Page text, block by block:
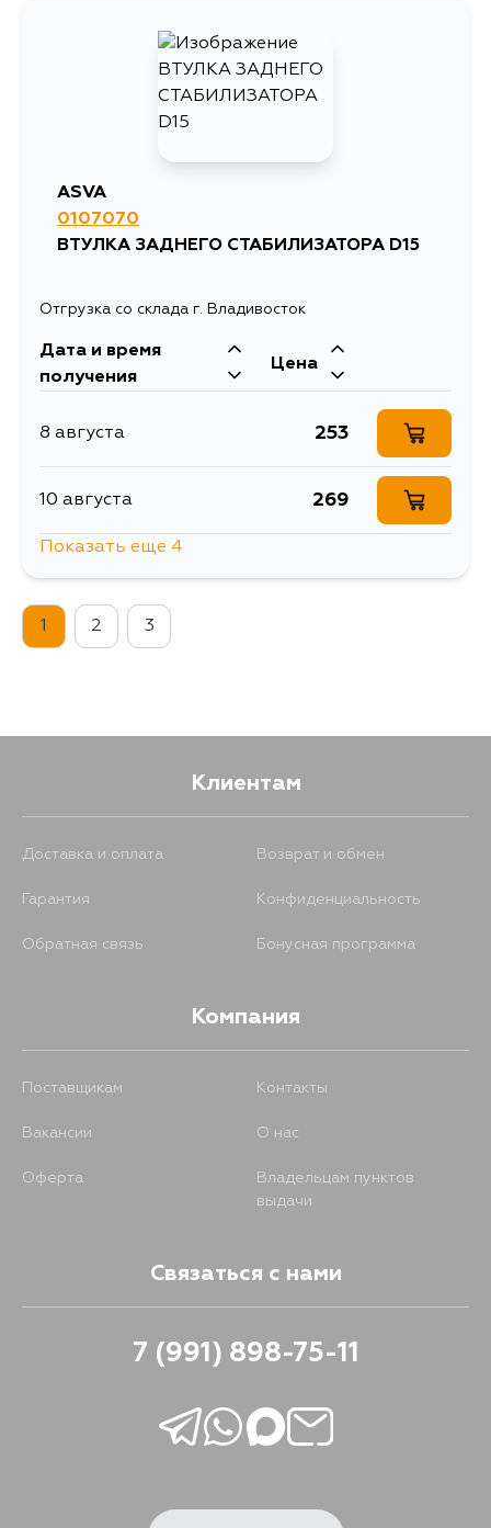
ASVA
0107070
ВТУЛКА ЗАДНЕГО СТАБИЛИЗАТОРА D15
Отгрузка со склада г. Владивосток
Дата и время
получения
Цена
8 августа 253
10 августа 269
12 августа
Показать еще 4
1 2 3
Клиентам
Доставка и оплата Возврат и обмен
Гарантия Конфиденциальность
Обратная связь Бонусная программа
Компания
Поставщикам Контакты
Вакансии О нас
Оферта
Владельцам пунктов
выдачи
Связаться с нами
7 (991) 898-75-11